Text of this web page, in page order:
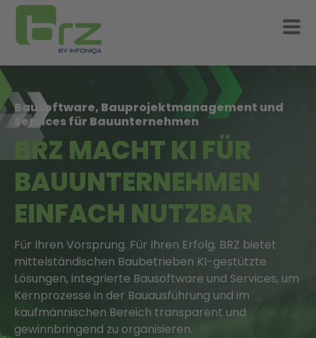
Bausoftware, Bauprojektmanagement und
Services für Bauunternehmen
BRZ MACHT KI FÜR
BAUUNTERNEHMEN
EINFACH NUTZBAR
Für Ihren Vorsprung. Für Ihren Erfolg. BRZ bietet
mittelständischen Baubetrieben KI-gestützte
Lösungen, integrierte Bausoftware und Services, um
Kernprozesse in der Bauausführung und im
kaufmännischen Bereich transparent und
gewinnbringend zu organisieren.